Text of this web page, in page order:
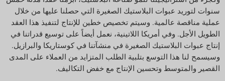
سنوات لتوريد عبوات البلاستيك الصغيرة التي حصلنا عليها من خلال
عملية مناقصة عالمية. وسيتم تخصيص خطين للإنتاج لتنفيذ هذا العقد
الطويل الأجل. وفي أمريكا اللاتينية، نعمل أيضاً على توسيع قدراتنا في
إنتاج عبوات البلاستيك الصغيرة في منشآتنا في كوستاريكا والبرازيل.
وسيسمح لنا هذا التوسع بتلبية الطلب المتزايد من العملاء على المدى
القصير والمتوسط وتحسين الإنتاج مع خفض التكاليف.